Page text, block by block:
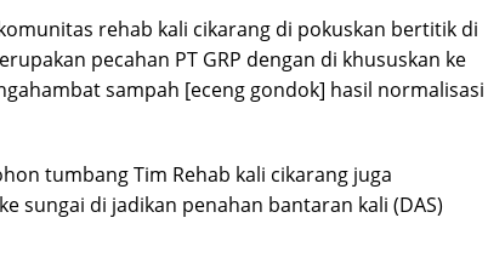
rehab kali cikarang di pokuskan bertitik di
pecahan PT GRP dengan di khususkan ke
sampah [eceng gondok] hasil normalisasi
tumbang Tim Rehab kali cikarang juga
sungai di jadikan penahan bantaran kali (DAS)